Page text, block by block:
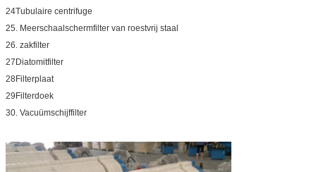
24Tubulaire centrifuge
25. Meerschaalschermfilter van roestvrij staal
26. zakfilter
27Diatomitfilter
28Filterplaat
29Filterdoek
30. Vacuümschijffilter